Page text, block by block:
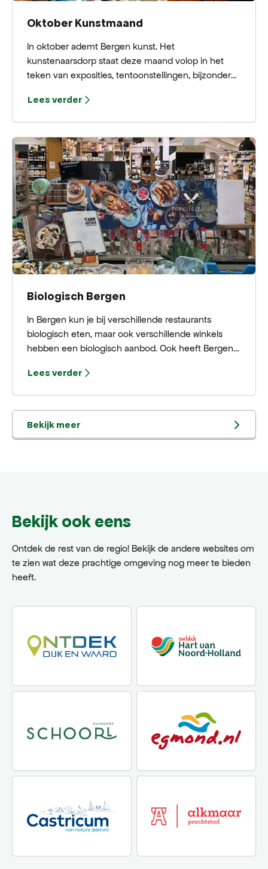
Oktober Kunstmaand
In oktober ademt Bergen kunst. Het
kunstenaarsdorp staat deze maand volop in het
teken van exposities, tentoonstellingen, bijzondere
inspirerende galeries en musea tot verrassende
Lees verder
Biologisch Bergen
In Bergen kun je bij verschillende restaurants
biologisch eten, maar ook verschillende winkels
hebben een biologisch aanbod. Ook heeft Bergen
op weg met een biologisch rondje door Bergen!
Lees verder
Bekijk meer
Bekijk ook eens
Ontdek de rest van de regio! Bekijk de andere websites om
te zien wat deze prachtige omgeving nog meer te bieden
heeft.